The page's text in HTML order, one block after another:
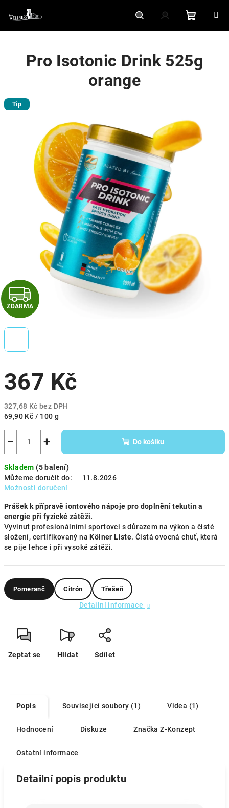
HledatPřihlášeníNákupní
košík
367 Kč
327,68 Kč bez DPH
Měrná
69,90 Kč / 100 g
+
− Do košíku
Skladem(5 balení)
Můžeme doručit do:
11.8.2026
Možnosti doručení
Prášek k přípravě iontového nápoje pro doplnění tekutin a
energie při fyzické zátěži.
Vyvinut profesionálními sportovci s důrazem na výkon a čisté
složení, certifikovaný naKölner Liste. Čistá ovocná chuť, která
se pije lehce i při vysoké zátěži.
Pomeranč Citrón Třešeň
Detailní informace
Zeptat se Hlídat Sdílet
Pro Isotonic Drink 525g
orange
Tip
Z
D
M
A
ZDARMA
Popis Související soubory (1) Videa (1)
Hodnocení Diskuze Značka Z-Konzept
Ostatní informace
Detailní popis produktu